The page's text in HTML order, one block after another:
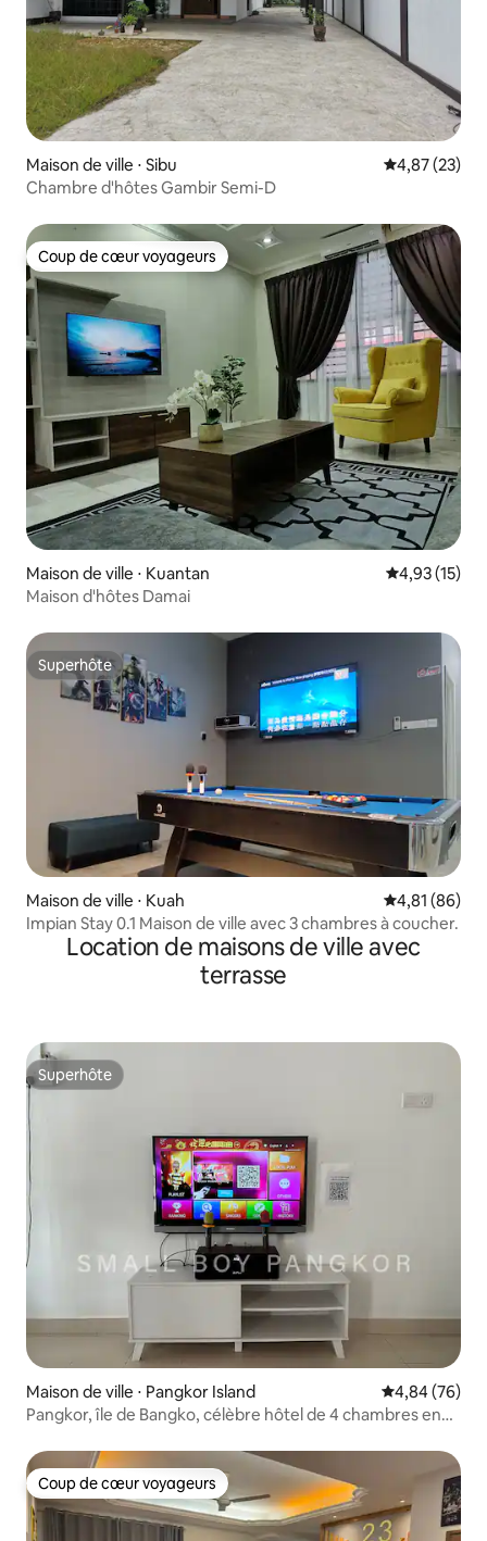
Maison de ville ⋅ Sibu Évaluation
4,87 (23)
Chambre d'hôtes Gambir Semi-D
Coup de cœur voyageurs
Coup de cœur voyageurs
Maison de ville ⋅ Kuantan Évaluation
4,93 (15)
Maison d'hôtes Damai
Superhôte
Superhôte
Maison de ville ⋅ Kuah Évaluation
4,81 (86)
Impian Stay 0.1 Maison de ville avec 3 chambres à coucher.
Location de maisons de ville avec
terrasse
Superhôte
Superhôte
Maison de ville ⋅ Pangkor Island Évaluation
4,84 (76)
Pangkor, île de Bangko, célèbre hôtel de 4 chambres en
restaurants en face de l'hôtel pour votre choix,
entièrement équipé
Coup de cœur voyageurs
Coup de cœur voyageurs